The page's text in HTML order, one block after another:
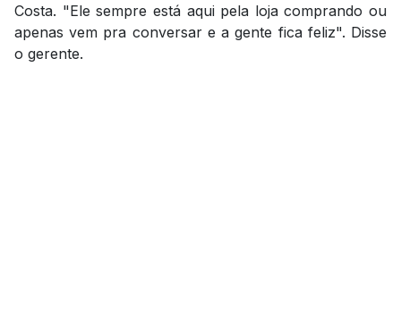
Costa. "Ele sempre está aqui pela loja comprando ou
apenas vem pra conversar e a gente fica feliz". Disse
o gerente.